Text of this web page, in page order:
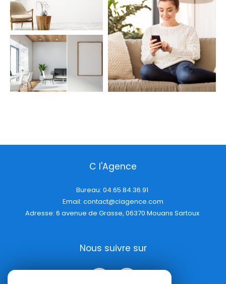
C l'Agence
Bureau: 04.65.84.36.91
Email: contact@clagence.com
Adresse: 6 avenue de Grasse, 06370 Mouans Sartoux
Nous suivre sur